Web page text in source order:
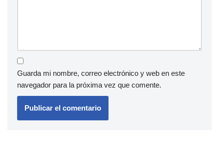
Guarda mi nombre, correo electrónico y web en este
navegador para la próxima vez que comente.